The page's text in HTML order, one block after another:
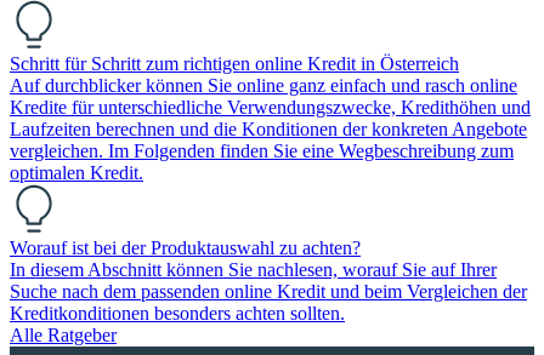
Schritt für Schritt zum richtigen online Kredit in Österreich
Auf durchblicker können Sie online ganz einfach und rasch online
Kredite für unterschiedliche Verwendungszwecke, Kredithöhen und
Laufzeiten berechnen und die Konditionen der konkreten Angebote
vergleichen. Im Folgenden finden Sie eine Wegbeschreibung zum
optimalen Kredit.
Worauf ist bei der Produktauswahl zu achten?
In diesem Abschnitt können Sie nachlesen, worauf Sie auf Ihrer
Suche nach dem passenden online Kredit und beim Vergleichen der
Kreditkonditionen besonders achten sollten.
Alle Ratgeber